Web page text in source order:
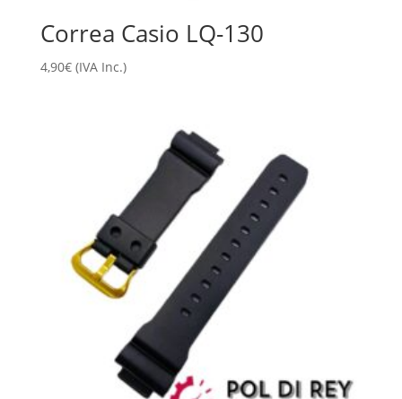
Correa Casio LQ-130
4,90€ (IVA Inc.)